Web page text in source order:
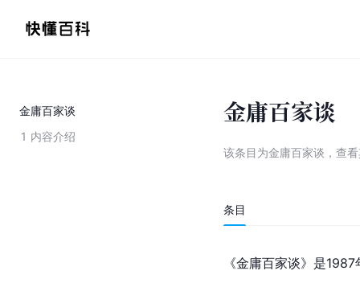
金庸百家谈
1 内容介绍
金庸百家谈
该条目为金庸百家谈 ， 查看
条目
《金庸百家谈》是1987